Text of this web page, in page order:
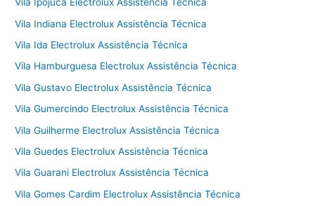
Vila Indiana Electrolux Assistência Técnica
Vila Ida Electrolux Assistência Técnica
Vila Hamburguesa Electrolux Assistência Técnica
Vila Gustavo Electrolux Assistência Técnica
Vila Gumercindo Electrolux Assistência Técnica
Vila Guilherme Electrolux Assistência Técnica
Vila Guedes Electrolux Assistência Técnica
Vila Guarani Electrolux Assistência Técnica
Vila Gomes Cardim Electrolux Assistência Técnica